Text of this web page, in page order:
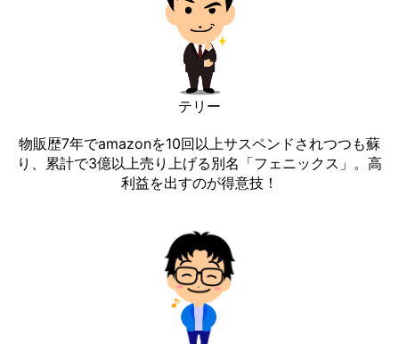
テリー
物販歴7年でamazonを10回以上サスペンドされつつも蘇
り、累計で3億以上売り上げる別名「フェニックス」。高
利益を出すのが得意技！